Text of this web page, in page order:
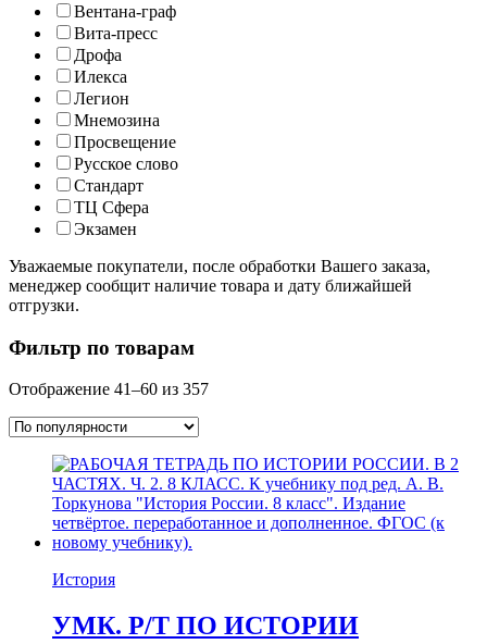
Вентана-граф
Вита-пресс
Дрофа
Илекса
Легион
Мнемозина
Просвещение
Русское слово
Стандарт
ТЦ Сфера
Экзамен
Уважаемые покупатели, после обработки Вашего заказа,
менеджер сообщит наличие товара и дату ближайшей
отгрузки.
Фильтр по товарам
Отображение 41–60 из 357
История
УМК. Р/Т ПО ИСТОРИИ